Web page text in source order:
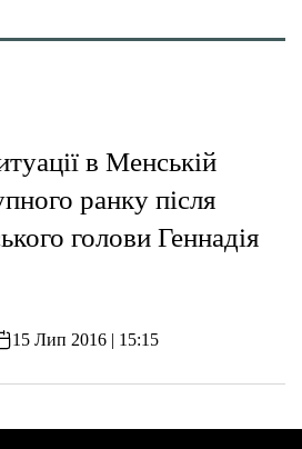
в Менській
ранку після
голови Геннадія
15 Лип 2016 | 15:15